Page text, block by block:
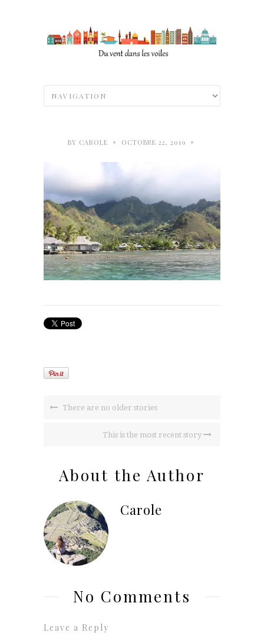
BY CAROLE • OCTOBRE 22, 2019 •
There are no older stories
This is the most recent story
About the Author
Carole
No Comments
Leave a Reply